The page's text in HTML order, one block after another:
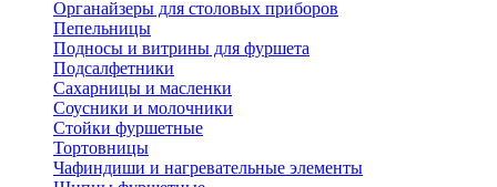
Органайзеры для столовых приборов
Пепельницы
Подносы и витрины для фуршета
Подсалфетники
Сахарницы и масленки
Соусники и молочники
Стойки фуршетные
Тортовницы
Чафиндиши и нагревательные элементы